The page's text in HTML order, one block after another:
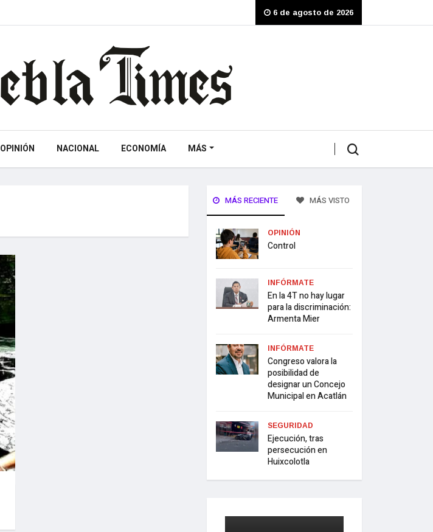
6 de agosto de 2026
OPINIÓN NACIONAL ECONOMÍA MÁS
MÁS RECIENTE MÁS VISTO
OPINIÓN
Control
INFÓRMATE
En la 4T no hay lugar
para la discriminación:
Armenta Mier
INFÓRMATE
Congreso valora la
posibilidad de
designar un Concejo
Municipal en Acatlán
SEGURIDAD
Ejecución, tras
persecución en
Huixcolotla